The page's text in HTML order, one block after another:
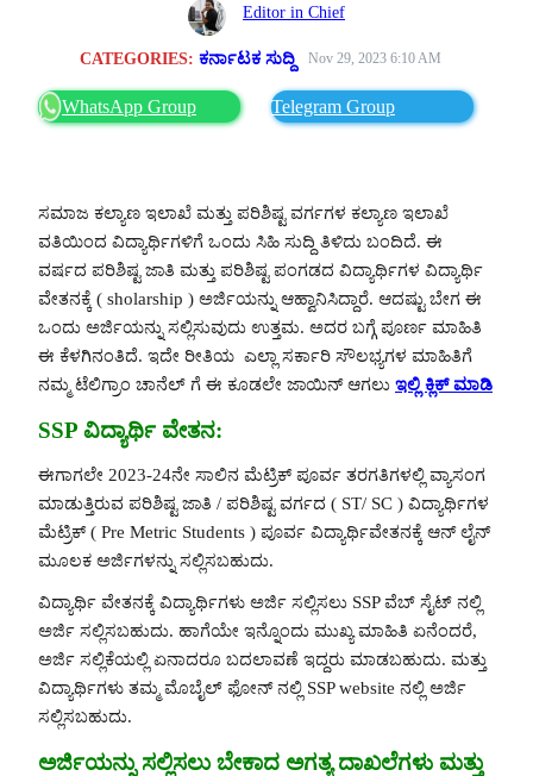
Editor in Chief
CATEGORIES: ಕರ್ನಾಟಕ ಸುದ್ದಿ Nov 29, 2023 6:10 AM
WhatsApp Group Telegram Group
ಸಮಾಜ ಕಲ್ಯಾಣ ಇಲಾಖೆ ಮತ್ತು ಪರಿಶಿಷ್ಟ ವರ್ಗಗಳ ಕಲ್ಯಾಣ ಇಲಾಖೆ
ವತಿಯಿಂದ ವಿದ್ಯಾರ್ಥಿಗಳಿಗೆ ಒಂದು ಸಿಹಿ ಸುದ್ದಿ ತಿಳಿದು ಬಂದಿದೆ. ಈ
ವರ್ಷದ ಪರಿಶಿಷ್ಟ ಜಾತಿ ಮತ್ತು ಪರಿಶಿಷ್ಟ ಪಂಗಡದ ವಿದ್ಯಾರ್ಥಿಗಳ ವಿದ್ಯಾರ್ಥಿ
ವೇತನಕ್ಕೆ ( sholarship ) ಅರ್ಜಿಯನ್ನು ಆಹ್ವಾನಿಸಿದ್ದಾರೆ. ಆದಷ್ಟು ಬೇಗ ಈ
ಒಂದು ಅರ್ಜಿಯನ್ನು ಸಲ್ಲಿಸುವುದು ಉತ್ತಮ. ಅದರ ಬಗ್ಗೆ ಪೂರ್ಣ ಮಾಹಿತಿ
ಈ ಕೆಳಗಿನಂತಿದೆ. ಇದೇ ರೀತಿಯ ಎಲ್ಲಾ ಸರ್ಕಾರಿ ಸೌಲಭ್ಯಗಳ ಮಾಹಿತಿಗೆ
ನಮ್ಮ ಟೆಲಿಗ್ರಾಂ ಚಾನೆಲ್ ಗೆ ಈ ಕೂಡಲೇ ಜಾಯಿನ್ ಆಗಲು ಇಲ್ಲಿ ಕ್ಲಿಕ್ ಮಾಡಿ
SSP ವಿದ್ಯಾರ್ಥಿ ವೇತನ:
ಈಗಾಗಲೇ 2023-24ನೇ ಸಾಲಿನ ಮೆಟ್ರಿಕ್ ಪೂರ್ವ ತರಗತಿಗಳಲ್ಲಿ ವ್ಯಾಸಂಗ
ಮಾಡುತ್ತಿರುವ ಪರಿಶಿಷ್ಟ ಜಾತಿ / ಪರಿಶಿಷ್ಟ ವರ್ಗದ ( ST/ SC ) ವಿದ್ಯಾರ್ಥಿಗಳ
ಮೆಟ್ರಿಕ್ ( Pre Metric Students ) ಪೂರ್ವ ವಿದ್ಯಾರ್ಥಿವೇತನಕ್ಕೆ ಆನ್ ಲೈನ್
ಮೂಲಕ ಅರ್ಜಿಗಳನ್ನು ಸಲ್ಲಿಸಬಹುದು.
ವಿದ್ಯಾರ್ಥಿ ವೇತನಕ್ಕೆ ವಿದ್ಯಾರ್ಥಿಗಳು ಅರ್ಜಿ ಸಲ್ಲಿಸಲು SSP ವೆಬ್ ಸೈಟ್ ನಲ್ಲಿ
ಅರ್ಜಿ ಸಲ್ಲಿಸಬಹುದು. ಹಾಗೆಯೇ ಇನ್ನೊಂದು ಮುಖ್ಯ ಮಾಹಿತಿ ಏನೆಂದರೆ,
ಅರ್ಜಿ ಸಲ್ಲಿಕೆಯಲ್ಲಿ ಏನಾದರೂ ಬದಲಾವಣೆ ಇದ್ದರು ಮಾಡಬಹುದು. ಮತ್ತು
ವಿದ್ಯಾರ್ಥಿಗಳು ತಮ್ಮ ಮೊಬೈಲ್ ಫೋನ್ ನಲ್ಲಿ SSP website ನಲ್ಲಿ ಅರ್ಜಿ
ಸಲ್ಲಿಸಬಹುದು.
ಅರ್ಜಿಯನ್ನು ಸಲ್ಲಿಸಲು ಬೇಕಾದ ಅಗತ್ಯ ದಾಖಲೆಗಳು ಮತ್ತು